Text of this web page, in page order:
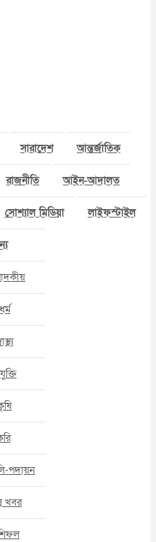
সারাদেশ আন্তর্জাতিক
রাজনীতি আইন-আদালত
সোশ্যাল মিডিয়া লাইফস্টাইল
ধর্ম
পদায়ন
খবর